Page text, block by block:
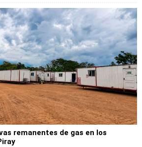
remanentes de gas en los